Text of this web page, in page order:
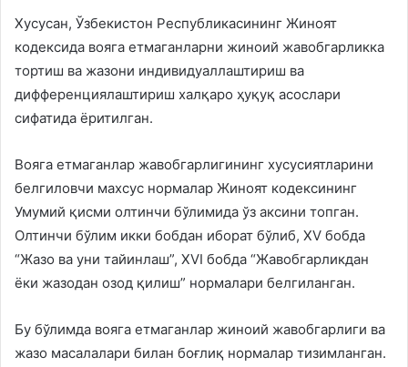
Хусусан, Ўзбекистон Республикасининг Жиноят
кодексида вояга етмаганларни жиноий жавобгарликка
тортиш ва жазони индивидуаллаштириш ва
дифференциялаштириш халқаро ҳуқуқ асослари
сифатида ёритилган.
Вояга етмаганлар жавобгарлигининг хусусиятларини
белгиловчи махсус нормалар Жиноят кодексининг
Умумий қисми олтинчи бўлимида ўз аксини топган.
Олтинчи бўлим икки бобдан иборат бўлиб, XV бобда
“Жазо ва уни тайинлаш”, XVI бобда “Жавобгарликдан
ёки жазодан озод қилиш” нормалари белгиланган.
Бу бўлимда вояга етмаганлар жиноий жавобгарлиги ва
жазо масалалари билан боғлиқ нормалар тизимланган.